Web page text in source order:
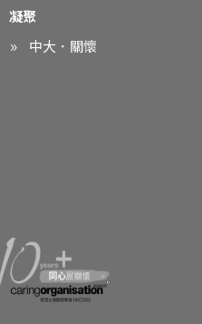
凝聚
中大．關懷